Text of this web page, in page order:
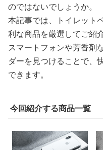
のではないでしょうか。
本記事では、トイレット
利な商品を厳選してご紹
スマートフォンや芳香剤
ダーを見つけることで、
できます。
今回紹介する商品一覧